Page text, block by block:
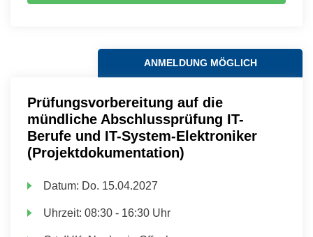
ANMELDUNG MÖGLICH
Prüfungsvorbereitung auf die
mündliche Abschlussprüfung IT-
Berufe und IT-System-Elektroniker
(Projektdokumentation)
Datum: Do. 15.04.2027
Uhrzeit:08:30 - 16:30 Uhr